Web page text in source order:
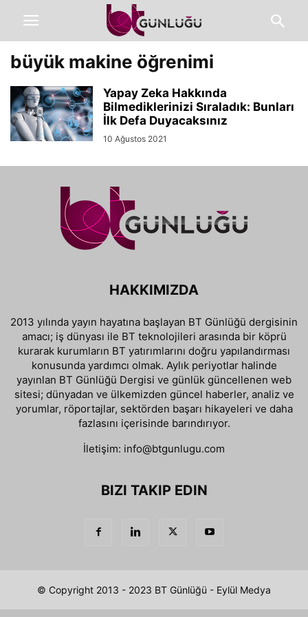
büyük makine öğrenimi
Yapay Zeka Hakkında
Bilmediklerinizi Sıraladık: Bunları
İlk Defa Duyacaksınız
10 Ağustos 2021
HAKKIMIZDA
2013 yılında yayın hayatına başlayan BT Günlüğü dergisinin
amacı; iş dünyası ile BT teknolojileri arasında bir köprü
kurarak kurumların BT yatırımlarını doğru yapılandırması
konusunda yardımcı olmak. Aylık periyotlar halinde
yayınlan BT Günlüğü Dergisi ve günlük güncellenen web
sitesi; dünyadan ve ülkemizden güncel haberler, analiz ve
yorumlar, röportajlar, sektörden başarı hikayeleri ve daha
fazlasını içerisinde barındırıyor.
İletişim: info@btgunlugu.com
BIZI TAKIP EDIN
© Copyright 2013 - 2023 BT Günlüğü - Eylül Medya